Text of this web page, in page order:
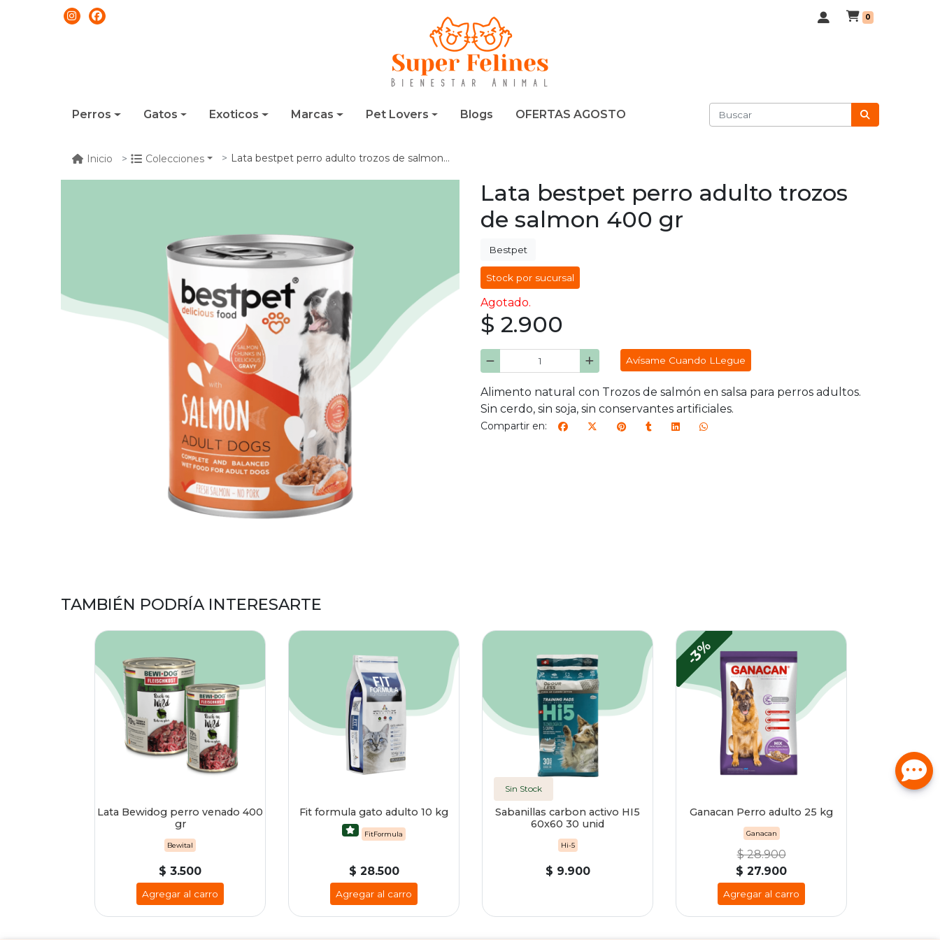
0
Perros Gatos Exoticos Marcas Pet Lovers Blogs OFERTAS AGOSTO
Inicio Colecciones Lata bestpet perro adulto trozos de salmon 400 gr
Lata bestpet perro adulto trozos
de salmon 400 gr
Bestpet
Stock por sucursal
Agotado.
$ 2.900
Avísame Cuando LLegue
Alimento natural con Trozos de salmón en salsa para perros adultos.
Sin cerdo, sin soja, sin conservantes artificiales.
Compartir en:
TAMBIÉN PODRÍA INTERESARTE
Lata Bewidog perro venado 400
gr
Bewital
$ 3.500
Agregar al carro
Fit formula gato adulto 10 kg
FitFormula
$ 28.500
Agregar al carro
Sin Stock
Sabanillas carbon activo HI5
60x60 30 unid
Hi-5
$ 9.900
-3%
Ganacan Perro adulto 25 kg
Ganacan
$ 28.900
$ 27.900
Agregar al carro